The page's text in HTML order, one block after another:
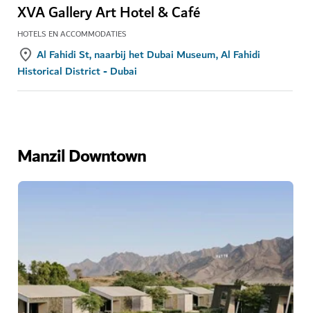
XVA Gallery Art Hotel & Café
HOTELS EN ACCOMMODATIES
Al Fahidi St, naarbij het Dubai Museum, Al Fahidi
Historical District - Dubai
Manzil Downtown